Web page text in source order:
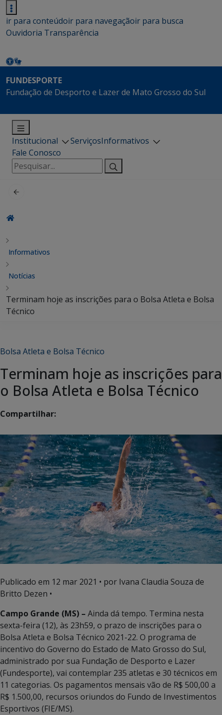
ir para conteúdoir para navegaçãoir para busca
Ouvidoria Transparência
FUNDESPORTE
Fundação de Desporto e Lazer de Mato Grosso do Sul
Institucional ServiçosInformativos
Fale Conosco
Pesquisar
por:
Informativos
Notícias
Terminam hoje as inscrições para o Bolsa Atleta e Bolsa
Técnico
Bolsa Atleta e Bolsa Técnico
Terminam hoje as inscrições para
o Bolsa Atleta e Bolsa Técnico
Compartilhar:
Publicado em 12 mar 2021 • por Ivana Claudia Souza de
Britto Dezen •
Campo Grande (MS) – Ainda dá tempo. Termina nesta
sexta-feira (12), às 23h59, o prazo de inscrições para o
Bolsa Atleta e Bolsa Técnico 2021-22. O programa de
incentivo do Governo do Estado de Mato Grosso do Sul,
administrado por sua Fundação de Desporto e Lazer
(Fundesporte), vai contemplar 235 atletas e 30 técnicos em
11 categorias. Os pagamentos mensais vão de R$ 500,00 a
R$ 1.500,00, recursos oriundos do Fundo de Investimentos
Esportivos (FIE/MS).